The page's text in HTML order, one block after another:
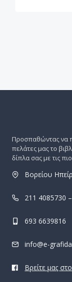
Προσπαθώντας να
πελάτες μας το
δίπλα σας με τις
Βορείου
211 4085730
693 6639816
info@e-
Βρείτε μας